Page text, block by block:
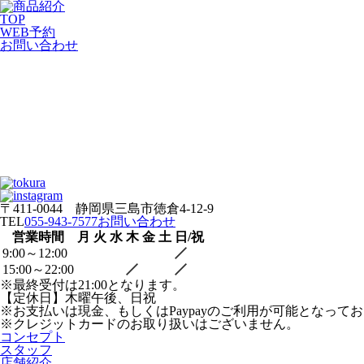
TOP
WEB予約
お問い合わせ
〒411-0044 静岡県三島市徳倉4-12-9
TEL055-943-7577お問い合わせ
営業時間
月 火 水 木 金 土 日/祝
9:00～12:00
15:00～22:00
※最終受付は21:00となります。
【定休日】木曜午後、日祝
※お支払いは現金、もしくはPaypayのご利用が可能となってお
※クレジットカードのお取り扱いはございません。
コンセプト
スタッフ